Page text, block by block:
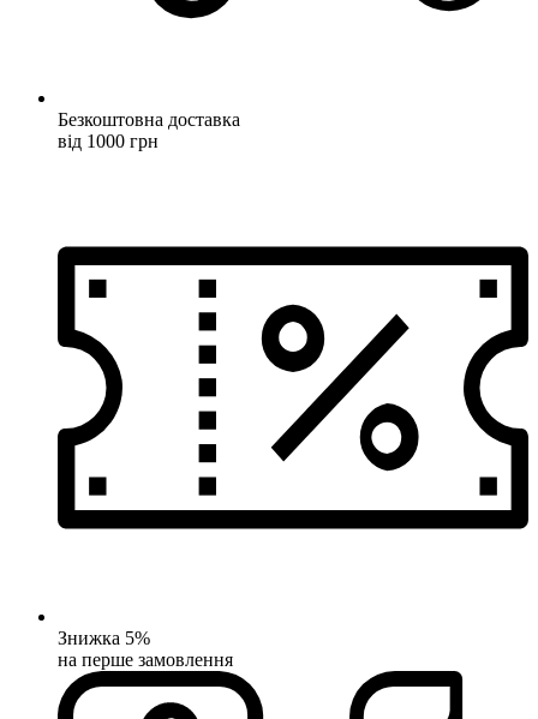
Безкоштовна доставка
від 1000 грн
Знижка 5%
на перше замовлення